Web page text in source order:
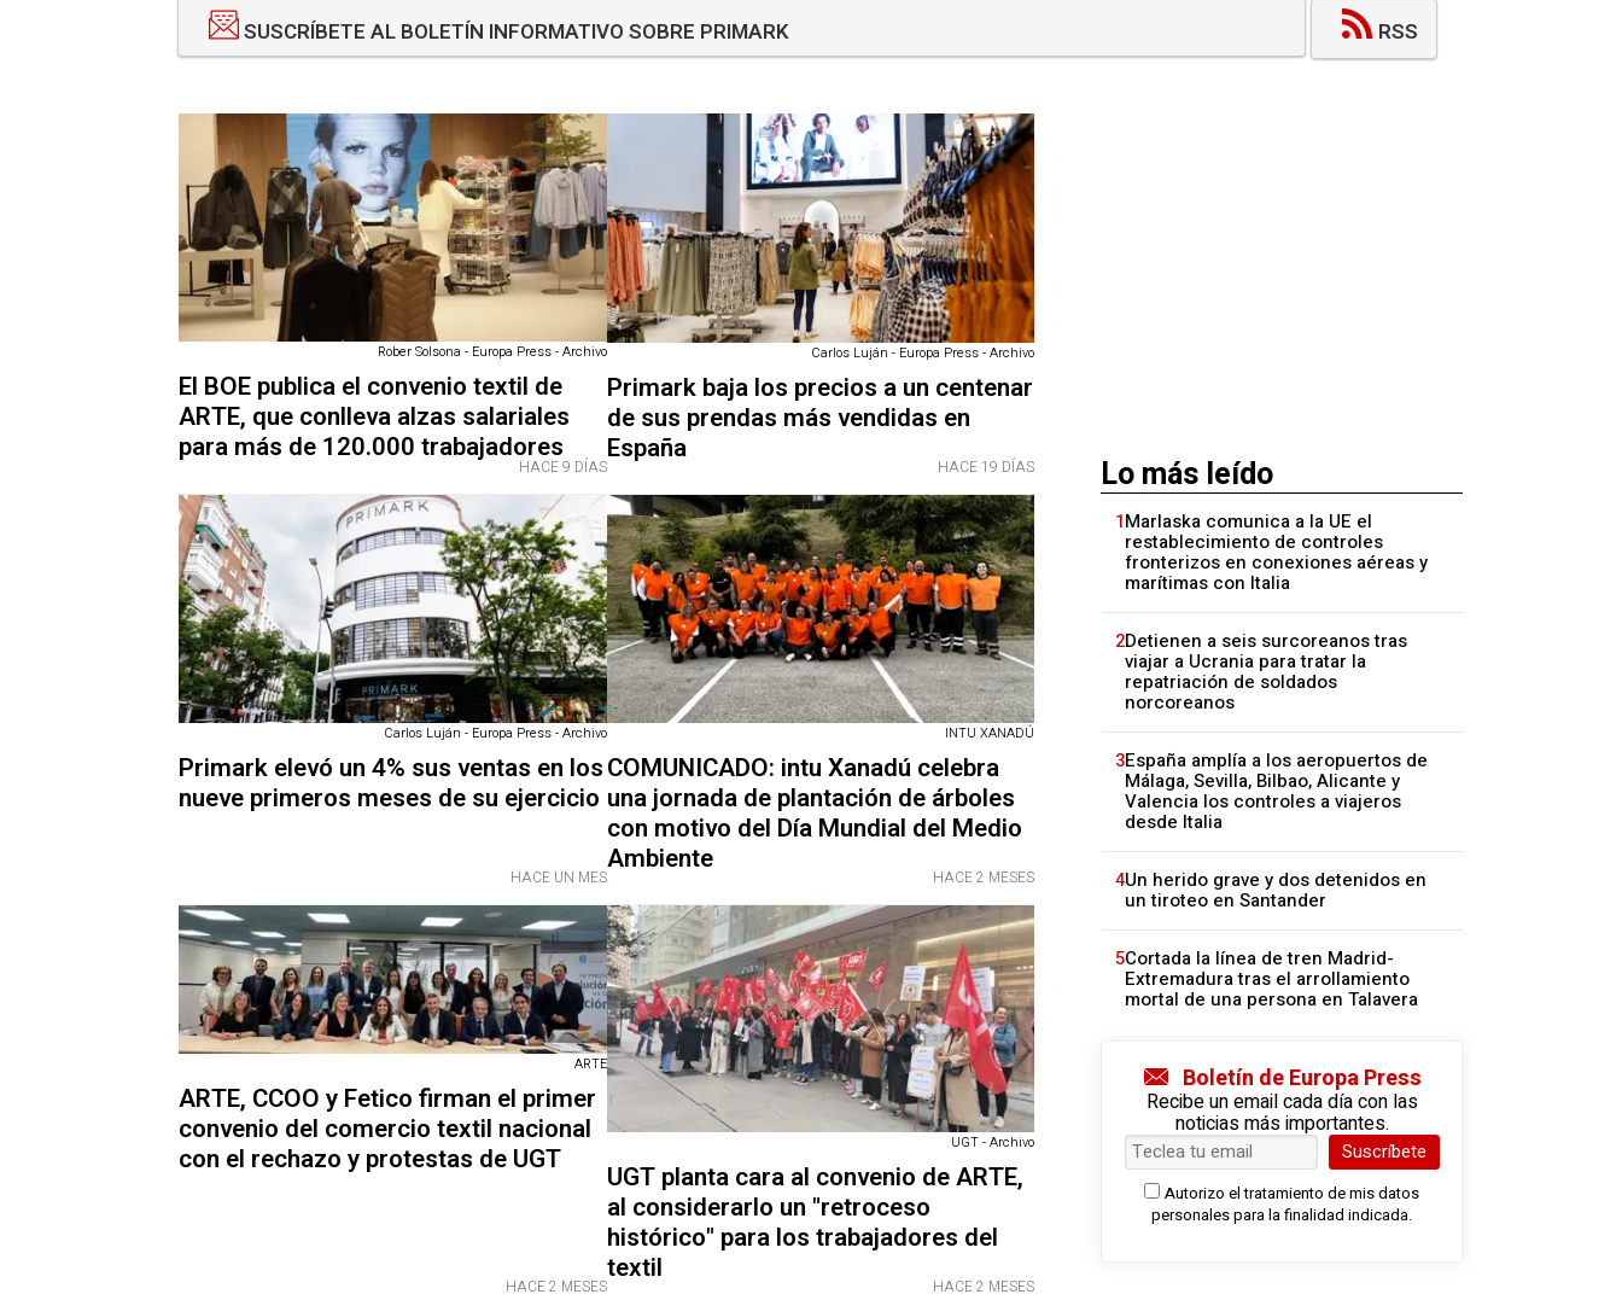
SUSCRÍBETE AL BOLETÍN INFORMATIVO SOBRE PRIMARK RSS
Rober Solsona - Europa Press - Archivo
El BOE publica el convenio textil de
ARTE, que conlleva alzas salariales
para más de 120.000 trabajadores
HACE 9 DÍAS
Carlos Luján - Europa Press - Archivo
Primark baja los precios a un centenar
de sus prendas más vendidas en
España
HACE 19 DÍAS
Carlos Luján - Europa Press - Archivo
Primark elevó un 4% sus ventas en los
nueve primeros meses de su ejercicio
HACE UN MES
INTU XANADÚ
COMUNICADO: intu Xanadú celebra
una jornada de plantación de árboles
con motivo del Día Mundial del Medio
Ambiente
HACE 2 MESES
ARTE
ARTE, CCOO y Fetico firman el primer
convenio del comercio textil nacional
con el rechazo y protestas de UGT
HACE 2 MESES
UGT - Archivo
UGT planta cara al convenio de ARTE,
al considerarlo un "retroceso
histórico" para los trabajadores del
textil
HACE 2 MESES
Lo más leído
1Marlaska comunica a la UE el
restablecimiento de controles
fronterizos en conexiones aéreas y
marítimas con Italia
2Detienen a seis surcoreanos tras
viajar a Ucrania para tratar la
repatriación de soldados
norcoreanos
3España amplía a los aeropuertos de
Málaga, Sevilla, Bilbao, Alicante y
Valencia los controles a viajeros
desde Italia
4Un herido grave y dos detenidos en
un tiroteo en Santander
5Cortada la línea de tren Madrid-
Extremadura tras el arrollamiento
mortal de una persona en Talavera
Boletín de Europa Press
Recibe un email cada día con las
noticias más importantes.
Suscríbete
Autorizo el tratamiento de mis datos
personales para la finalidad indicada.